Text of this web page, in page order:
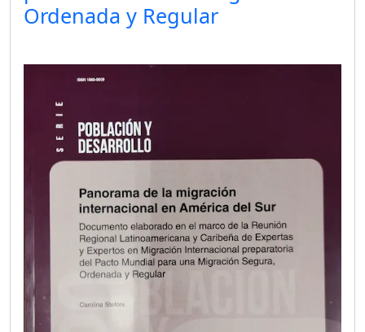
Ordenada y Regular